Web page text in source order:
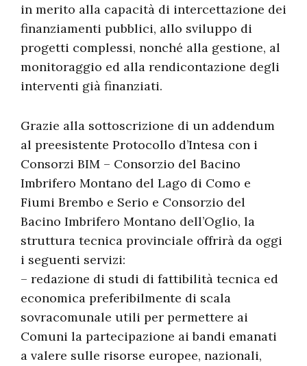
in merito alla capacità di intercettazione dei
finanziamenti pubblici, allo sviluppo di
progetti complessi, nonché alla gestione, al
monitoraggio ed alla rendicontazione degli
interventi già finanziati.
Grazie alla sottoscrizione di un addendum
al preesistente Protocollo d’Intesa con i
Consorzi BIM – Consorzio del Bacino
Imbrifero Montano del Lago di Como e
Fiumi Brembo e Serio e Consorzio del
Bacino Imbrifero Montano dell’Oglio, la
struttura tecnica provinciale offrirà da oggi
i seguenti servizi:
– redazione di studi di fattibilità tecnica ed
economica preferibilmente di scala
sovracomunale utili per permettere ai
Comuni la partecipazione ai bandi emanati
a valere sulle risorse europee, nazionali,